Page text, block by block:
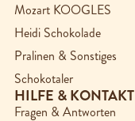
Mozart KOOGLES
Heidi Schokolade
Pralinen & Sonstiges
Schokotaler
HILFE & KONTAKT
Fragen & Antworten